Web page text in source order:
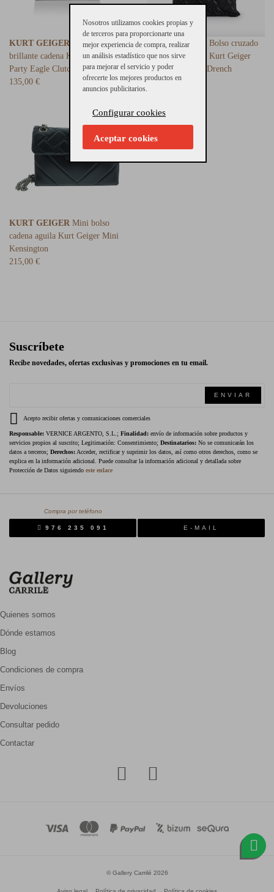
KURT GEIGER Cartera fiesta
brillante cadena Kurt Geiger
Party Eagle Clutch Drench Negro
135,00 €
KURT GEIGER
Bolso cruzado
cadena piel negro Kurt Geiger
Mini Kensington Drench
215,00 €
KURT GEIGER Mini bolso
cadena aguila Kurt Geiger Mini
Kensington
215,00 €
Suscríbete
Recibe novedades, ofertas exclusivas y promociones en tu email.
ENVIAR
Acepto recibir ofertas y comunicaciones comerciales
Responsable: VERNICE ARGENTO, S.L.; Finalidad: envío de información sobre productos y
servicios propios al suscrito; Legitimación: Consentimiento; Destinatarios: No se comunicarán los
datos a terceros; Derechos: Acceder, rectificar y suprimir los datos, así como otros derechos, como se
explica en la información adicional. Puede consultar la información adicional y detallada sobre
Protección de Datos siguiendo este enlace
Compra por teléfono
976 235 091 E-MAIL
Quienes somos
Dónde estamos
Blog
Condiciones de compra
Envíos
Devoluciones
Consultar pedido
Contactar
© Gallery Carrilé 2026
Nosotros utilizamos cookies propias y
de terceros para proporcionarte una
mejor experiencia de compra, realizar
un análisis estadístico que nos sirve
para mejorar el servicio y poder
ofrecerte los mejores productos en
anuncios publicitarios.
Configurar cookies
Aceptar cookies